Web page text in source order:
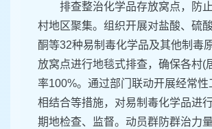
排查整治化学品存放窝点，防
村地区聚集。组织开展对盐酸、硫
酮等32种易制毒化学品及其他制毒
放窝点进行地毯式排查，确保各村(
率100%。通过部门联动开展经常性
相结合等措施，对易制毒化学品进
期地检查、监督。动员群防群治力